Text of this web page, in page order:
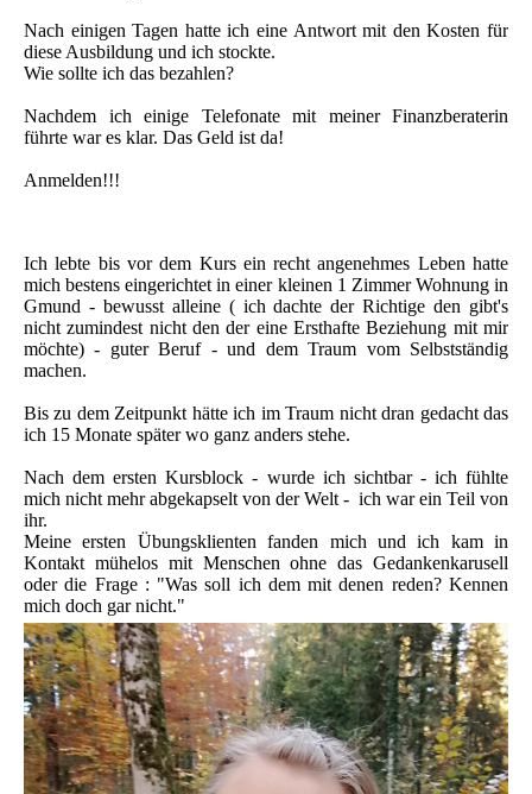
Nach einigen Tagen hatte ich eine Antwort mit den Kosten für
diese Ausbildung und ich stockte.
Wie sollte ich das bezahlen?
Nachdem ich einige Telefonate mit meiner Finanzberaterin
führte war es klar. Das Geld ist da!
Anmelden!!!
Ich lebte bis vor dem Kurs ein recht angenehmes Leben hatte
mich bestens eingerichtet in einer kleinen 1 Zimmer Wohnung in
Gmund - bewusst alleine ( ich dachte der Richtige den gibt's
nicht zumindest nicht den der eine Ersthafte Beziehung mit mir
möchte) - guter Beruf - und dem Traum vom Selbstständig
machen.
Bis zu dem Zeitpunkt hätte ich im Traum nicht dran gedacht das
ich 15 Monate später wo ganz anders stehe.
Nach dem ersten Kursblock - wurde ich sichtbar - ich fühlte
mich nicht mehr abgekapselt von der Welt - ich war ein Teil von
ihr.
Meine ersten Übungsklienten fanden mich und ich kam in
Kontakt mühelos mit Menschen ohne das Gedankenkarusell
oder die Frage : "Was soll ich dem mit denen reden? Kennen
mich doch gar nicht."